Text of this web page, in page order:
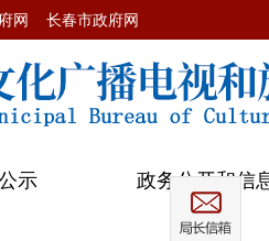
网 长春市政府网
示 政务公开和信